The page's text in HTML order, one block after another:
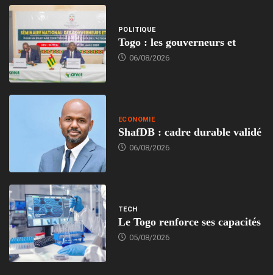
POLITIQUE
Togo : les gouverneurs et
06/08/2026
ECONOMIE
ShafDB : cadre durable validé
06/08/2026
TECH
Le Togo renforce ses capacités
05/08/2026